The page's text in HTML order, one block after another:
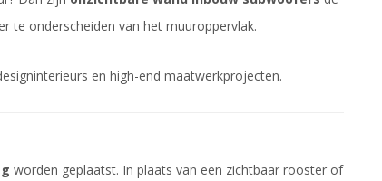
te onderscheiden van het muuroppervlak.
en high-end maatwerkprojecten.
worden geplaatst. In plaats van een zichtbaar rooster of